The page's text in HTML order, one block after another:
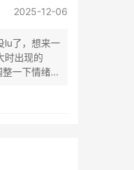
2025-12-06
lu了，想来一
时出现的
一下情绪）